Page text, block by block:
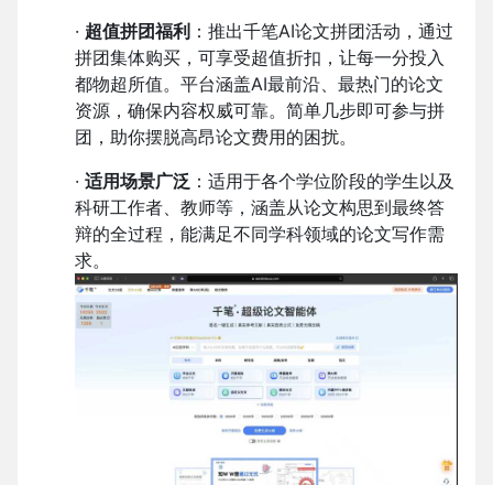
· 超值拼团福利 ：推出千笔AI论文拼团活动，通过
拼团集体购买，可享受超值折扣，让每一分投入
都物超所值。平台涵盖AI最前沿、最热门的论文
资源，确保内容权威可靠。简单几步即可参与拼
团，助你摆脱高昂论文费用的困扰。
· 适用场景广泛 ：适用于各个学位阶段的学生以及
科研工作者、教师等，涵盖从论文构思到最终答
辩的全过程，能满足不同学科领域的论文写作需
求。